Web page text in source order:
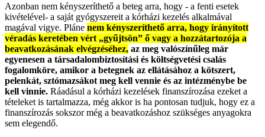
Azonban nem kényszeríthető a beteg arra, hogy - a fenti esetek
kivételével- a saját gyógyszereit a kórházi kezelés alkalmával
magával vigye. Pláne nem kényszeríthető arra, hogy irányított
véradás keretében vért „gyűjtsön” ő vagy a hozzátartozója a
beavatkozásának elvégzéséhez, az meg valószínűleg már
egyenesen a társadalombiztosítási és költségvetési csalás
fogalomköre, amikor a betegnek az ellátásához a kötszert,
pelenkát, sztómazsákot meg kell vennie és az intézménybe be
kell vinnie. Ráadásul a kórházi kezelések finanszírozása ezeket a
tételeket is tartalmazza, még akkor is ha pontosan tudjuk, hogy ez a
finanszírozás sokszor még a beavatkozáshoz szükséges anyagokra
sem elegendő.